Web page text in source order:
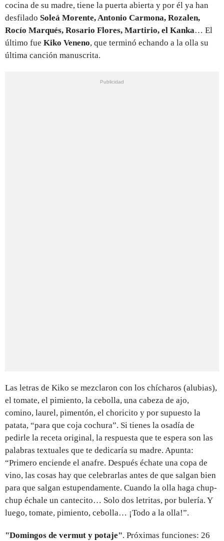
cocina de su madre, tiene la puerta abierta y por él ya han
desfilado Soleá Morente, Antonio Carmona, Rozalen,
Rocío Marqués, Rosario Flores, Martirio, el Kanka… El
último fue Kiko Veneno, que terminó echando a la olla su
última canción manuscrita.
Las letras de Kiko se mezclaron con los chícharos (alubias),
el tomate, el pimiento, la cebolla, una cabeza de ajo,
comino, laurel, pimentón, el choricito y por supuesto la
patata, “para que coja cochura”. Si tienes la osadía de
pedirle la receta original, la respuesta que te espera son las
palabras textuales que te dedicaría su madre. Apunta:
“Primero enciende el anafre. Después échate una copa de
vino, las cosas hay que celebrarlas antes de que salgan bien
para que salgan estupendamente. Cuando la olla haga chup-
chup échale un cantecito… Solo dos letritas, por bulería. Y
luego, tomate, pimiento, cebolla… ¡Todo a la olla!”.
"Domingos de vermut y potaje". Próximas funciones: 26